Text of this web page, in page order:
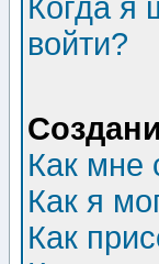
Когда я
войти?
Как мне
Как я
Как